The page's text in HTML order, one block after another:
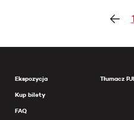
Ekspozycja
Kup bilety
FAQ
Tłumacz